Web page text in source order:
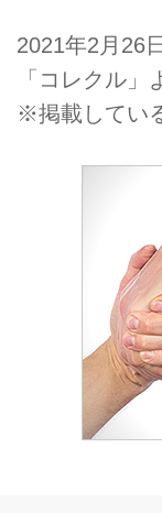
2021年2月26
「コレクル」
※掲載してい